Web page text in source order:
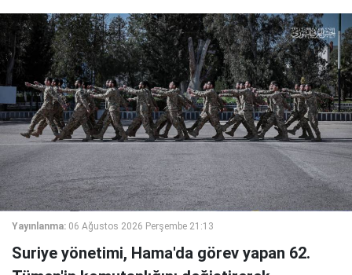
Yayınlanma: 06 Ağustos 2026 Perşembe 21:13
Suriye yönetimi, Hama'da görev yapan 62.